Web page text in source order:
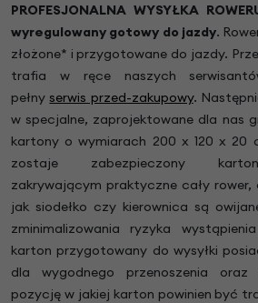
PROFESJONALNA WYSYŁKA
wyregulowany gotowy do jazdy.
złożone* i przygotowane do jazdy.
trafia w ręce naszych
pełnyserwis przed-zakupowy.
w specjalne, zaprojektowane dla nas
kartony o wymiarach 200 x 120 x 20
zostaje zabezpieczony
zakrywającym praktyczne cały
jak siodełko czy kierownica są
zminimalizowania ryzyka
karton przygotowany do wysyłki
dla wygodnego przenoszenia oraz
pozycję w jakiej karton powinien być